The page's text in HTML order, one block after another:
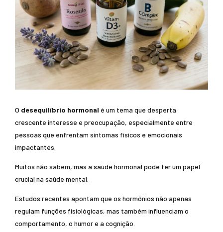
O desequilíbrio hormonal é um tema que desperta
crescente interesse e preocupação, especialmente entre
pessoas que enfrentam sintomas físicos e emocionais
impactantes.
Muitos não sabem, mas a saúde hormonal pode ter um papel
crucial na saúde mental.
Estudos recentes apontam que os hormônios não apenas
regulam funções fisiológicas, mas também influenciam o
comportamento, o humor e a cognição.